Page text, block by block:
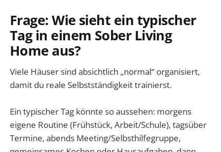
Frage: Wie sieht ein typischer
Tag in einem Sober Living
Home aus?
Viele Häuser sind absichtlich „normal“ organisiert,
damit du reale Selbstständigkeit trainierst.
Ein typischer Tag könnte so aussehen: morgens
eigene Routine (Frühstück, Arbeit/Schule), tagsüber
Termine, abends Meeting/Selbsthilfegruppe,